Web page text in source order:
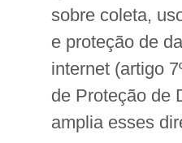
sobre coleta,
e proteção de
internet (artigo
de Proteção de
amplia esses